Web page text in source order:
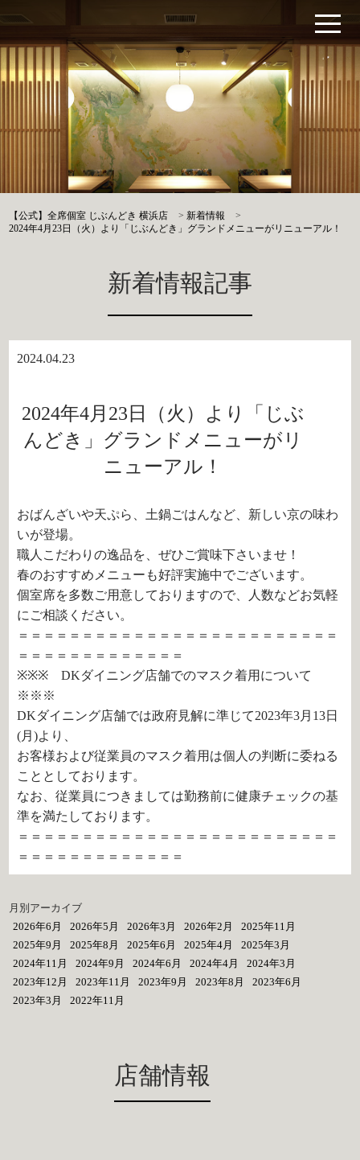
【公式】全席個室 じぶんどき 横浜店 >新着情報
>
2024年4月23日（火）より「じぶんどき」グランドメニューがリニューアル！
新着情報記事
2024.04.23
2024年4月23日（火）より「じぶ
んどき」グランドメニューがリ
ニューアル！
おばんざいや天ぷら、土鍋ごはんなど、新しい京の味わ
いが登場。
職人こだわりの逸品を、ぜひご賞味下さいませ！
春のおすすめメニューも好評実施中でございます。
個室席を多数ご用意しておりますので、人数などお気軽
にご相談ください。
＝＝＝＝＝＝＝＝＝＝＝＝＝＝＝＝＝＝＝＝＝＝＝＝＝
＝＝＝＝＝＝＝＝＝＝＝＝＝
※※※ DKダイニング店舗でのマスク着用について
※※※
DKダイニング店舗では政府見解に準じて2023年3月13日
(月)より、
お客様および従業員のマスク着用は個人の判断に委ねる
こととしております。
なお、従業員につきましては勤務前に健康チェックの基
準を満たしております。
＝＝＝＝＝＝＝＝＝＝＝＝＝＝＝＝＝＝＝＝＝＝＝＝＝
＝＝＝＝＝＝＝＝＝＝＝＝＝
月別アーカイブ
2026年6月
2026年5月 2026年3月 2026年2月
2025年11月
2025年9月
2025年8月 2025年6月 2025年4月
2025年3月
2024年11月
2024年9月 2024年6月 2024年4月
2024年3月
2023年12月
2023年11月 2023年9月 2023年8月
2023年6月
2023年3月
2022年11月
店舗情報